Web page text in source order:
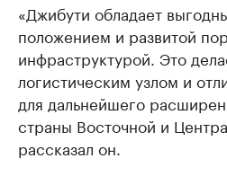
«Джибути обладает
положением и развитой
инфраструктурой. Это
логистическим узлом и
для дальнейшего
страны Восточной и
рассказал он.